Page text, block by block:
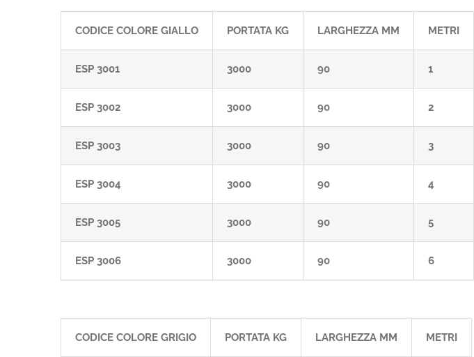
CODICE COLORE GIALLO PORTATA KG LARGHEZZA MM METRI
ESP 3001 3000 90 1
ESP 3002 3000 90 2
ESP 3003 3000 90 3
ESP 3004 3000 90 4
ESP 3005 3000 90 5
ESP 3006 3000 90 6
CODICE COLORE GRIGIO PORTATA KG LARGHEZZA MM METRI